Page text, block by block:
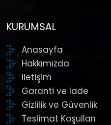
KURUMSAL
Anasayfa
Hakkımızda
İletişim
Garanti ve İade
Gizlilik ve Güvenlik
Teslimat Koşulları